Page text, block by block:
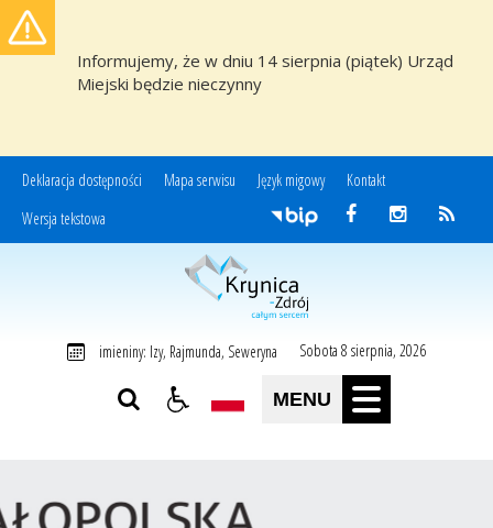
Informujemy, że w dniu 14 sierpnia (piątek) Urząd
Miejski będzie nieczynny
Deklaracja dostępności Mapa serwisu Język migowy
Kontakt
Wersja tekstowa
Miasto i Gmina Uzdrowiskowa Krynica-Zdrój
imieniny: Izy, Rajmunda, Seweryna Sobota 8 sierpnia, 2026
MENU